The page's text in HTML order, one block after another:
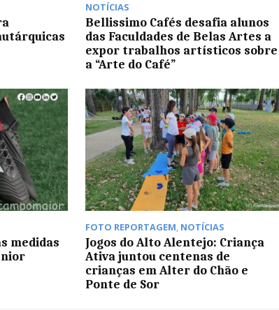
NOTÍCIAS
Bellissimo Cafés desafia alunos
das Faculdades de Belas Artes a
expor trabalhos artísticos sobre
a “Arte do Café”
medidas
FOTO REPORTAGEM, NOTÍCIAS
Jogos do Alto Alentejo: Criança
Ativa juntou centenas de
crianças em Alter do Chão e
Ponte de Sor